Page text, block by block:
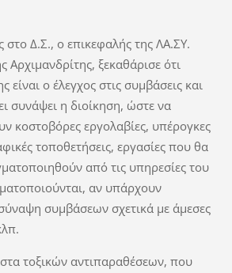
στο Δ.Σ., ο επικεφαλής της ΛΑ.ΣΥ.
Αρχιμανδρίτης, ξεκαθάρισε ότι
είναι ο έλεγχος στις συμβάσεις και
συνάψει η διοίκηση, ώστε να
κοστοβόρες εργολαβίες, υπέρογκες
τοποθετήσεις, εργασίες που θα
από τις υπηρεσίες του
αν υπάρχουν
συμβάσεων σχετικά με άμεσες
τοξικών αντιπαραθέσεων, που